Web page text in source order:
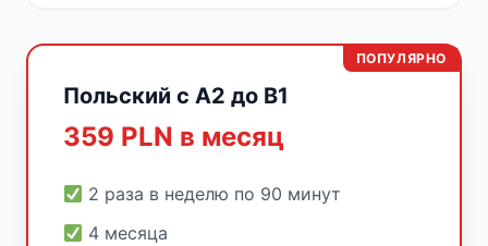
ПОПУЛЯРНО
Польский с A2 до B1
359 PLN в месяц
2 раза в неделю по 90 минут
4 месяца